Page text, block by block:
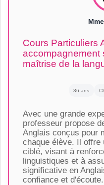
Cours Particuliers
accompagnement
maîtrise de la
36 ans
Avec une grande
professeur propose
Anglais conçus pour
chaque élève. Il offre
ciblé, visant à
linguistiques et à
significative en
confiance et d'écoute.